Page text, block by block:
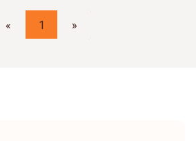
« 1 »